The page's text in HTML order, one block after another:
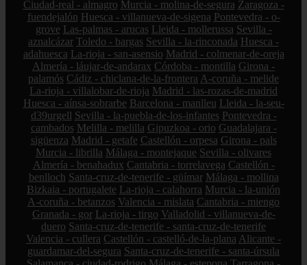
Ciudad-real - almagro Murcia - molina-de-segura Zaragoza -
fuendejalón Huesca - villanueva-de-sigena Pontevedra - o-
grove Las-palmas - arucas Lleida - mollerussa Sevilla -
aznalcázar Toledo - bargas Sevilla - la-rinconada Huesca -
adahuesca La-rioja - san-asensio Madrid - colmenar-de-oreja
Almería - láujar-de-andarax Córdoba - montilla Girona -
palamós Cádiz - chiclana-de-la-frontera A-coruña - melide
La-rioja - villalobar-de-rioja Madrid - las-rozas-de-madrid
Huesca - aínsa-sobrarbe Barcelona - manlleu Lleida - la-seu-
d39urgell Sevilla - la-puebla-de-los-infantes Pontevedra -
cambados Melilla - melilla Gipuzkoa - orio Guadalajara -
sigüenza Madrid - getafe Castellón - orpesa Girona - pals
Murcia - librilla Málaga - montejaque Sevilla - olivares
Almería - benahadux Cantabria - torrelavega Castellón -
benlloch Santa-cruz-de-tenerife - güímar Málaga - mollina
Bizkaia - portugalete La-rioja - calahorra Murcia - la-unión
A-coruña - betanzos Valencia - mislata Cantabria - miengo
Granada - gor La-rioja - tirgo Valladolid - villanueva-de-
duero Santa-cruz-de-tenerife - santa-cruz-de-tenerife
Valencia - cullera Castellón - castelló-de-la-plana Alicante -
guardamar-del-segura Santa-cruz-de-tenerife - santa-úrsula